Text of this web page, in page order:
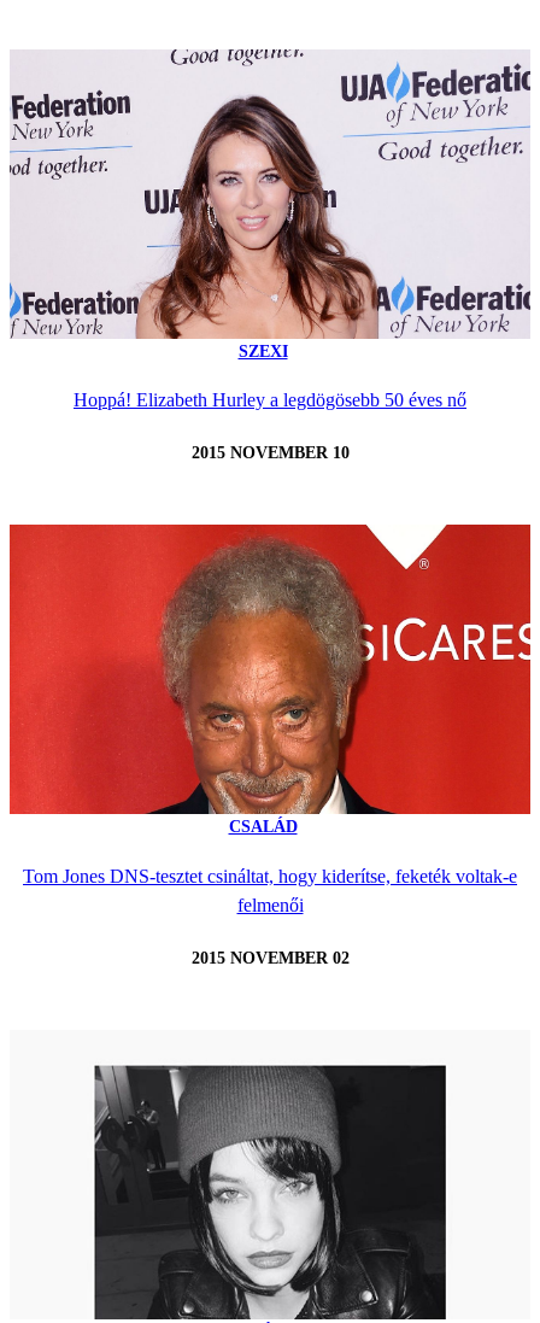
SZEXI
Hoppá! Elizabeth Hurley a legdögösebb 50 éves nő
2015 NOVEMBER 10
CSALÁD
Tom Jones DNS-tesztet csináltat, hogy kiderítse, feketék voltak-e
felmenői
2015 NOVEMBER 02